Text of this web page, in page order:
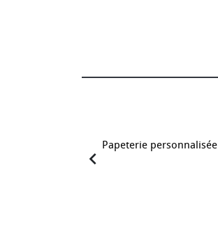
navigate_before
Papeterie personnalisée